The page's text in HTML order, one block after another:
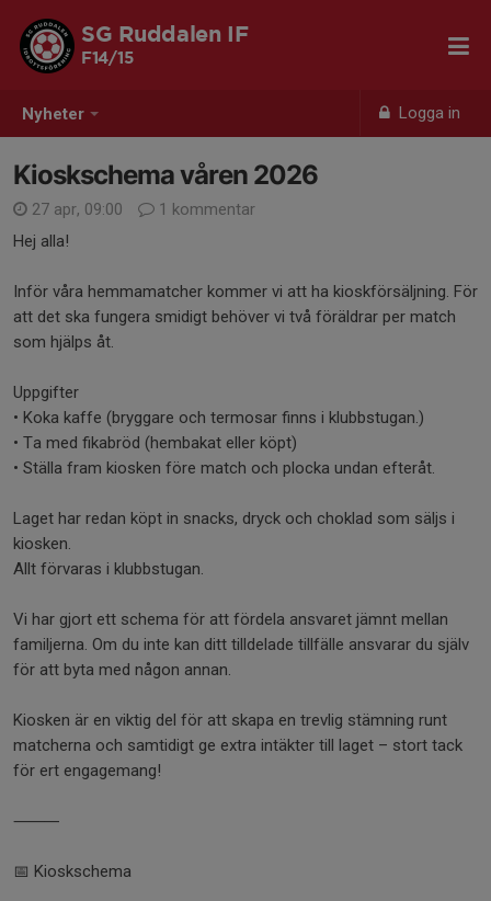
Nyheter Logga in
SG Ruddalen IF
F14/15
Kioskschema våren 2026
27 apr, 09:00
1 kommentar
Hej alla!
Inför våra hemmamatcher kommer vi att ha kioskförsäljning. För
att det ska fungera smidigt behöver vi två föräldrar per match
som hjälps åt.
Uppgifter
• Koka kaffe (bryggare och termosar finns i klubbstugan.)
• Ta med fikabröd (hembakat eller köpt)
• Ställa fram kiosken före match och plocka undan efteråt.
Laget har redan köpt in snacks, dryck och choklad som säljs i
kiosken.
Allt förvaras i klubbstugan.
Vi har gjort ett schema för att fördela ansvaret jämnt mellan
familjerna. Om du inte kan ditt tilldelade tillfälle ansvarar du själv
för att byta med någon annan.
Kiosken är en viktig del för att skapa en trevlig stämning runt
matcherna och samtidigt ge extra intäkter till laget – stort tack
för ert engagemang!
⸻
📅 Kioskschema